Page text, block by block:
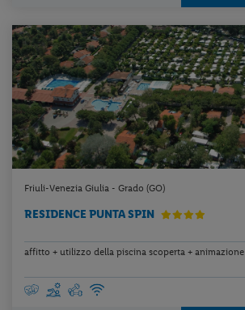
Friuli-Venezia Giulia - Grado (GO)
RESIDENCE PUNTA SPIN
affitto + utilizzo della piscina scoperta + animazione